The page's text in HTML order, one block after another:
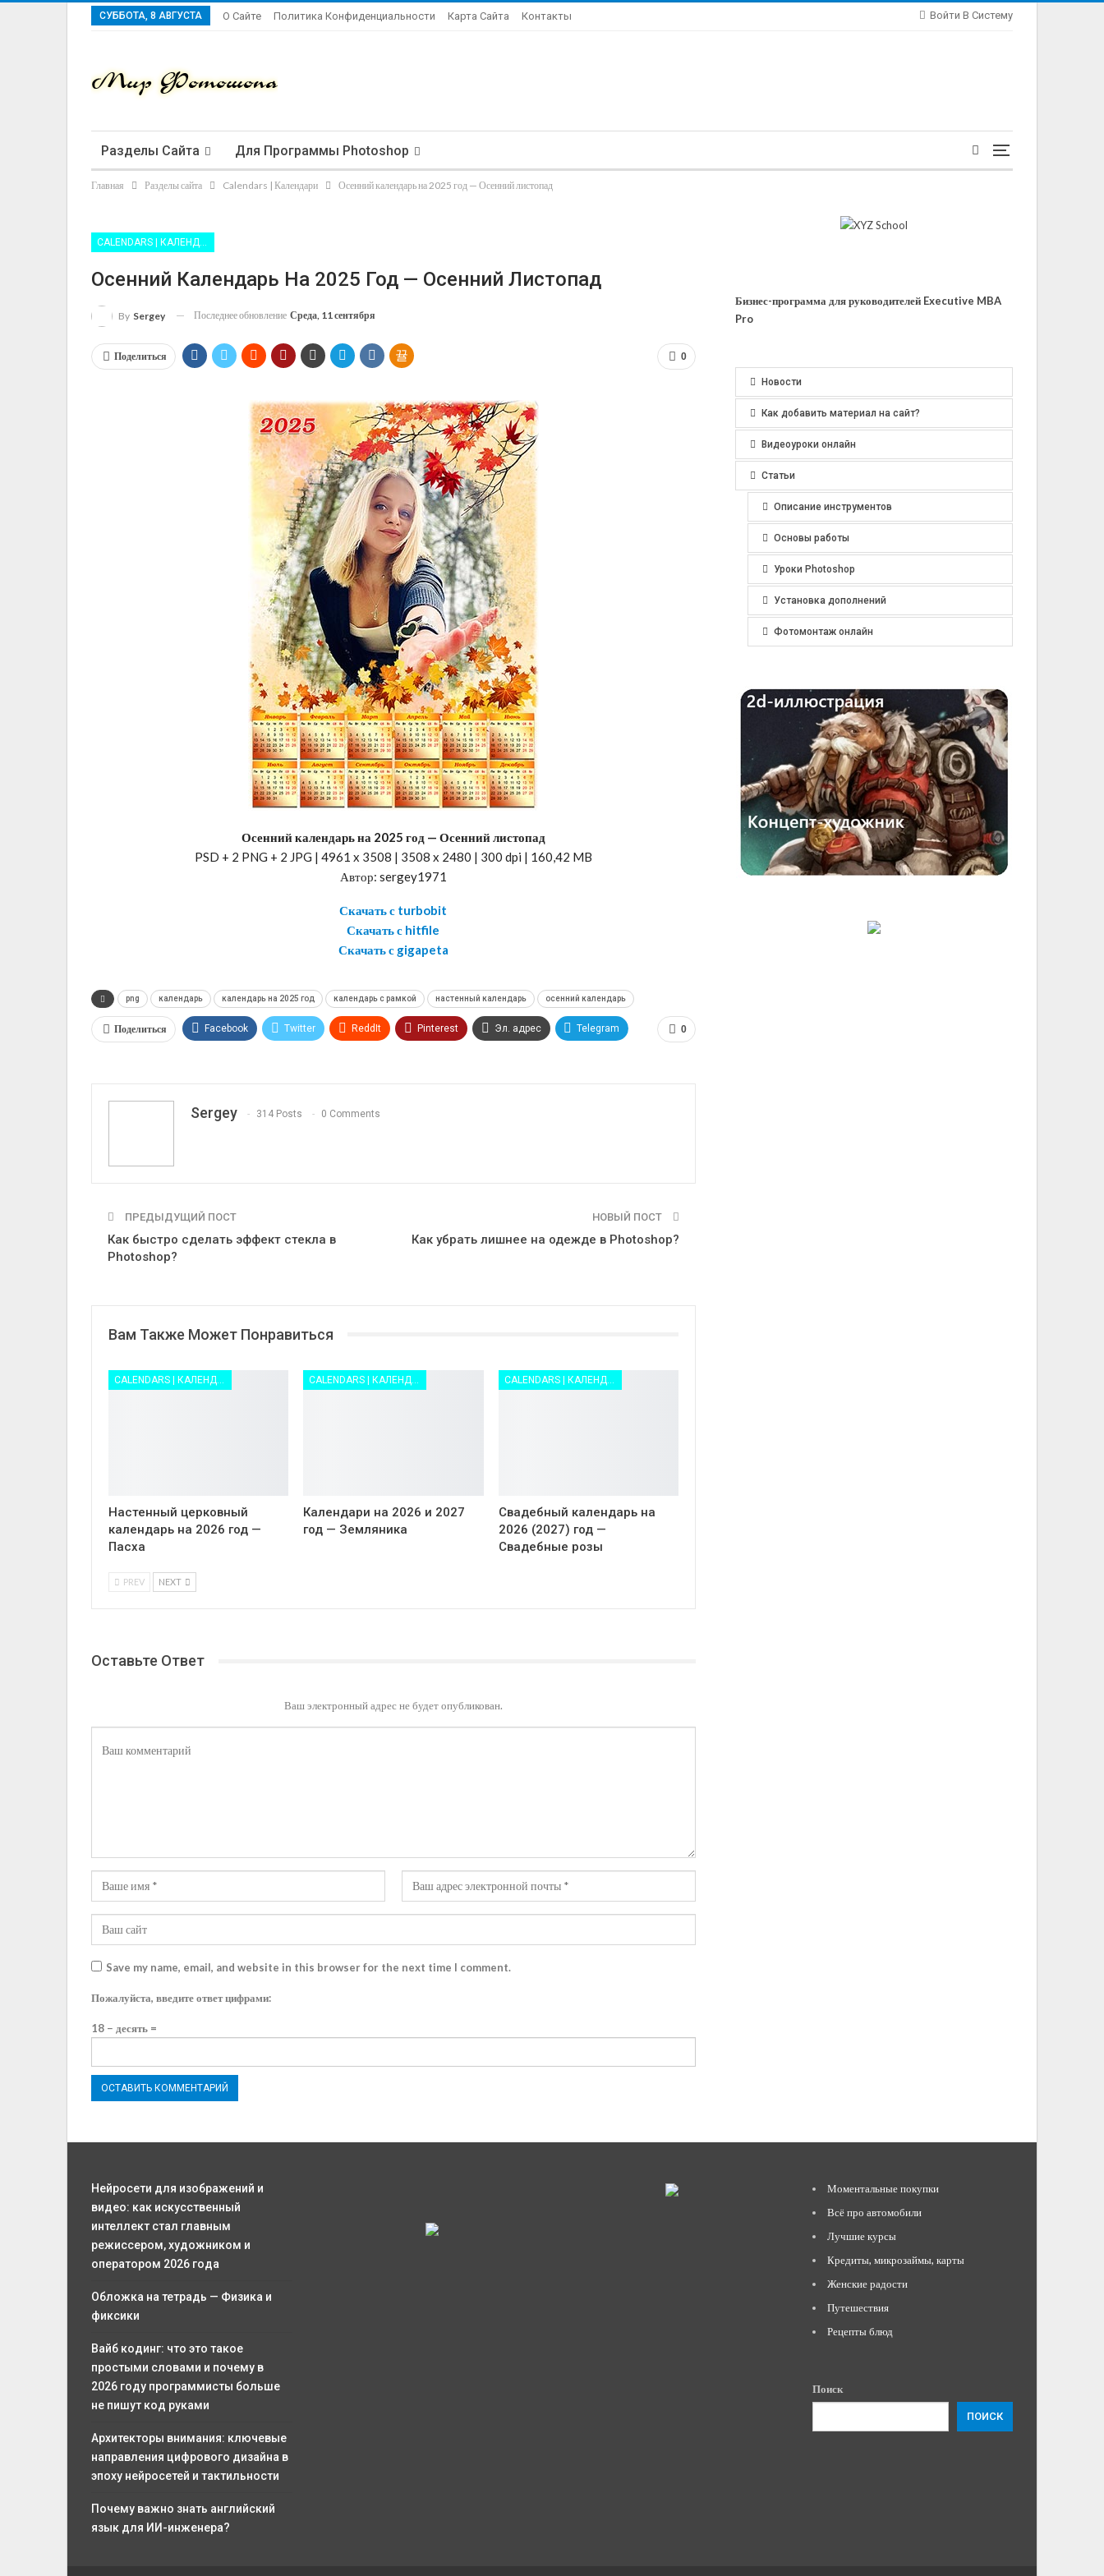
Войти В Систему
СУББОТА, 8 АВГУСТА О Сайте Политика Конфиденциальности Карта Сайта Контакты
Разделы Сайта Для Программы Photoshop
Главная Разделы сайта Calendars | Календари Осенний календарь на 2025 год — Осенний листопад
Осенний Календарь На 2025 Год — Осенний Листопад
By Sergey Последнее обновление Среда, 11 сентября
0
Поделиться
Осенний календарь на 2025 год — Осенний листопад
PSD + 2 PNG + 2 JPG | 4961 x 3508 | 3508 x 2480 | 300 dpi | 160,42 MB
Автор: sergey1971
Скачать с turbobit
Скачать с hitfile
Скачать с gigapeta
png календарь календарь на 2025 год календарь с рамкой настенный календарь осенний календарь
0
Поделиться Facebook Twitter ReddIt Pinterest Эл. адрес Telegram
Sergey 314 Posts 0 Comments
ПРЕДЫДУЩИЙ ПОСТ
Как быстро сделать эффект стекла в
Photoshop?
НОВЫЙ ПОСТ
Как убрать лишнее на одежде в Photoshop?
Вам Также Может Понравиться
Настенный церковный
календарь на 2026 год —
Пасха
Календари на 2026 и 2027
год — Земляника
Свадебный календарь на
2026 (2027) год —
Свадебные розы
PREV NEXT
Оставьте Ответ
Ваш электронный адрес не будет опубликован.
Save my name, email, and website in this browser for the next time I comment.
Пожалуйста, введите ответ цифрами:
18 − десять =
Бизнес-программа для руководителей Executive MBA
Pro
Новости
Как добавить материал на сайт?
Видеоуроки онлайн
Статьи
Описание инструментов
Основы работы
Уроки Photoshop
Установка дополнений
Фотомонтаж онлайн
Нейросети для изображений и
видео: как искусственный
интеллект стал главным
режиссером, художником и
оператором 2026 года
Обложка на тетрадь — Физика и
фиксики
Вайб кодинг: что это такое
простыми словами и почему в
2026 году программисты больше
не пишут код руками
Архитекторы внимания: ключевые
направления цифрового дизайна в
эпоху нейросетей и тактильности
Почему важно знать английский
язык для ИИ-инженера?
Моментальные покупки
Всё про автомобили
Лучшие курсы
Кредиты, микрозаймы, карты
Женские радости
Путешествия
Рецепты блюд
Поиск
ПОИСК